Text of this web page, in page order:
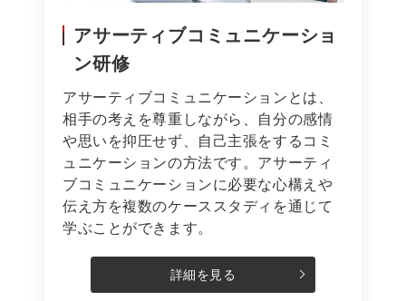
アサーティブコミュニケーショ
ン研修
アサーティブコミュニケーションとは、
相手の考えを尊重しながら、自分の感情
や思いを抑圧せず、自己主張をするコミ
ュニケーションの方法です。アサーティ
ブコミュニケーションに必要な心構えや
伝え方を複数のケーススタディを通じて
学ぶことができます。
詳細を見る